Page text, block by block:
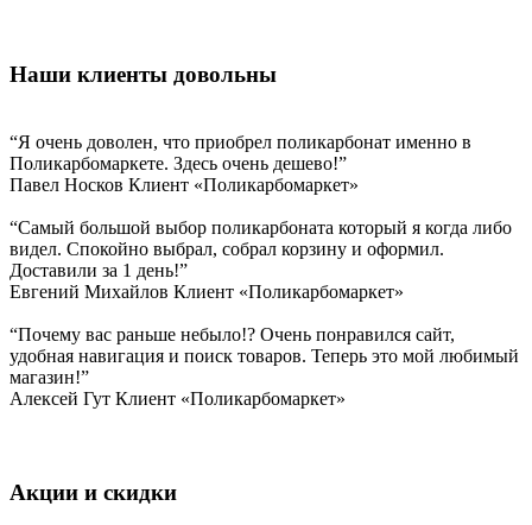
Наши клиенты довольны
“Я очень доволен, что приобрел поликарбонат именно в
Поликарбомаркете. Здесь очень дешево!”
Павел Носков Клиент «Поликарбомаркет»
“Самый большой выбор поликарбоната который я когда либо
видел. Спокойно выбрал, собрал корзину и оформил.
Доставили за 1 день!”
Евгений Михайлов Клиент «Поликарбомаркет»
“Почему вас раньше небыло!? Очень понравился сайт,
удобная навигация и поиск товаров. Теперь это мой любимый
магазин!”
Алексей Гут Клиент «Поликарбомаркет»
Акции и скидки